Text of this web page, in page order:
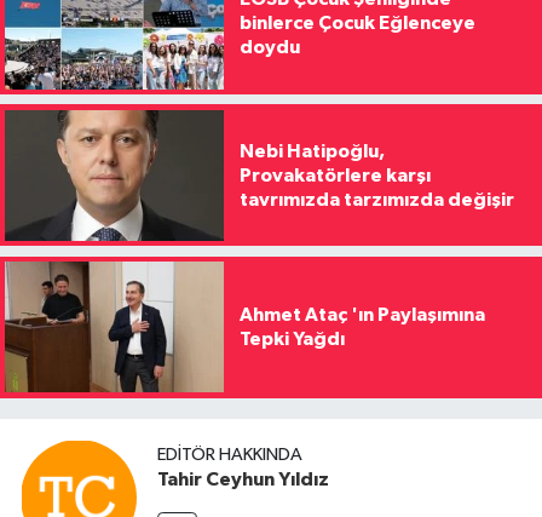
binlerce Çocuk Eğlenceye
doydu
Nebi Hatipoğlu,
Provakatörlere karşı
tavrımızda tarzımızda değişir
Ahmet Ataç 'ın Paylaşımına
Tepki Yağdı
EDITÖR HAKKINDA
Tahir Ceyhun Yıldız